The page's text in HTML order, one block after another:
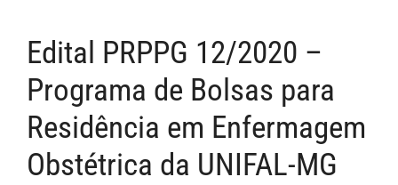
Edital PRPPG 12/2020 –
Programa de Bolsas para
Residência em Enfermagem
Obstétrica da UNIFAL-MG